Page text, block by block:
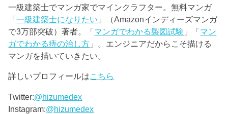
一級建築士でマンガ家でマインクラフター。無料マンガ
「一級建築士になりたい 」（Amazonインディーズマンガ
で3万部突破）著者。「マンガでわかる製図試験 」「マン
ガでわかる痔の治し方 」。エンジニアだからこそ描ける
マンガを描いていきたい。
詳しいプロフィールはこちら
Twitter:@hizumedex
Instagram:@hizumedex